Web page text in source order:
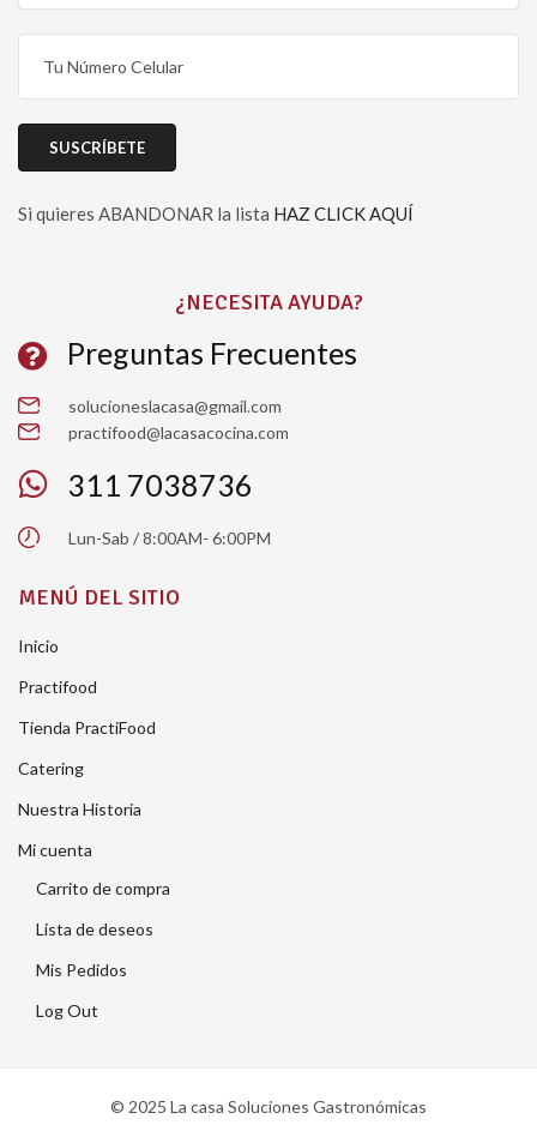
Si quieres ABANDONAR la lista HAZ CLICK AQUÍ
¿NECESITA AYUDA?
Preguntas Frecuentes
solucioneslacasa@gmail.com
practifood@lacasacocina.com
311 7038736
Lun-Sab / 8:00AM- 6:00PM
MENÚ DEL SITIO
Inicio
Practifood
Tienda PractiFood
Catering
Nuestra Historia
Mi cuenta
Carrito de compra
Lista de deseos
Mis Pedidos
Log Out
© 2025 La casa Soluciones Gastronómicas